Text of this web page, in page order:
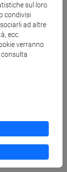
e sulle
e
e
sufi.
con
del
sul loro
condivisi
ad altre
ecc.
verranno